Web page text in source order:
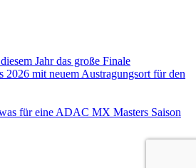
Jahr das große Finale
mit neuem Austragungsort für den
für eine ADAC MX Masters Saison